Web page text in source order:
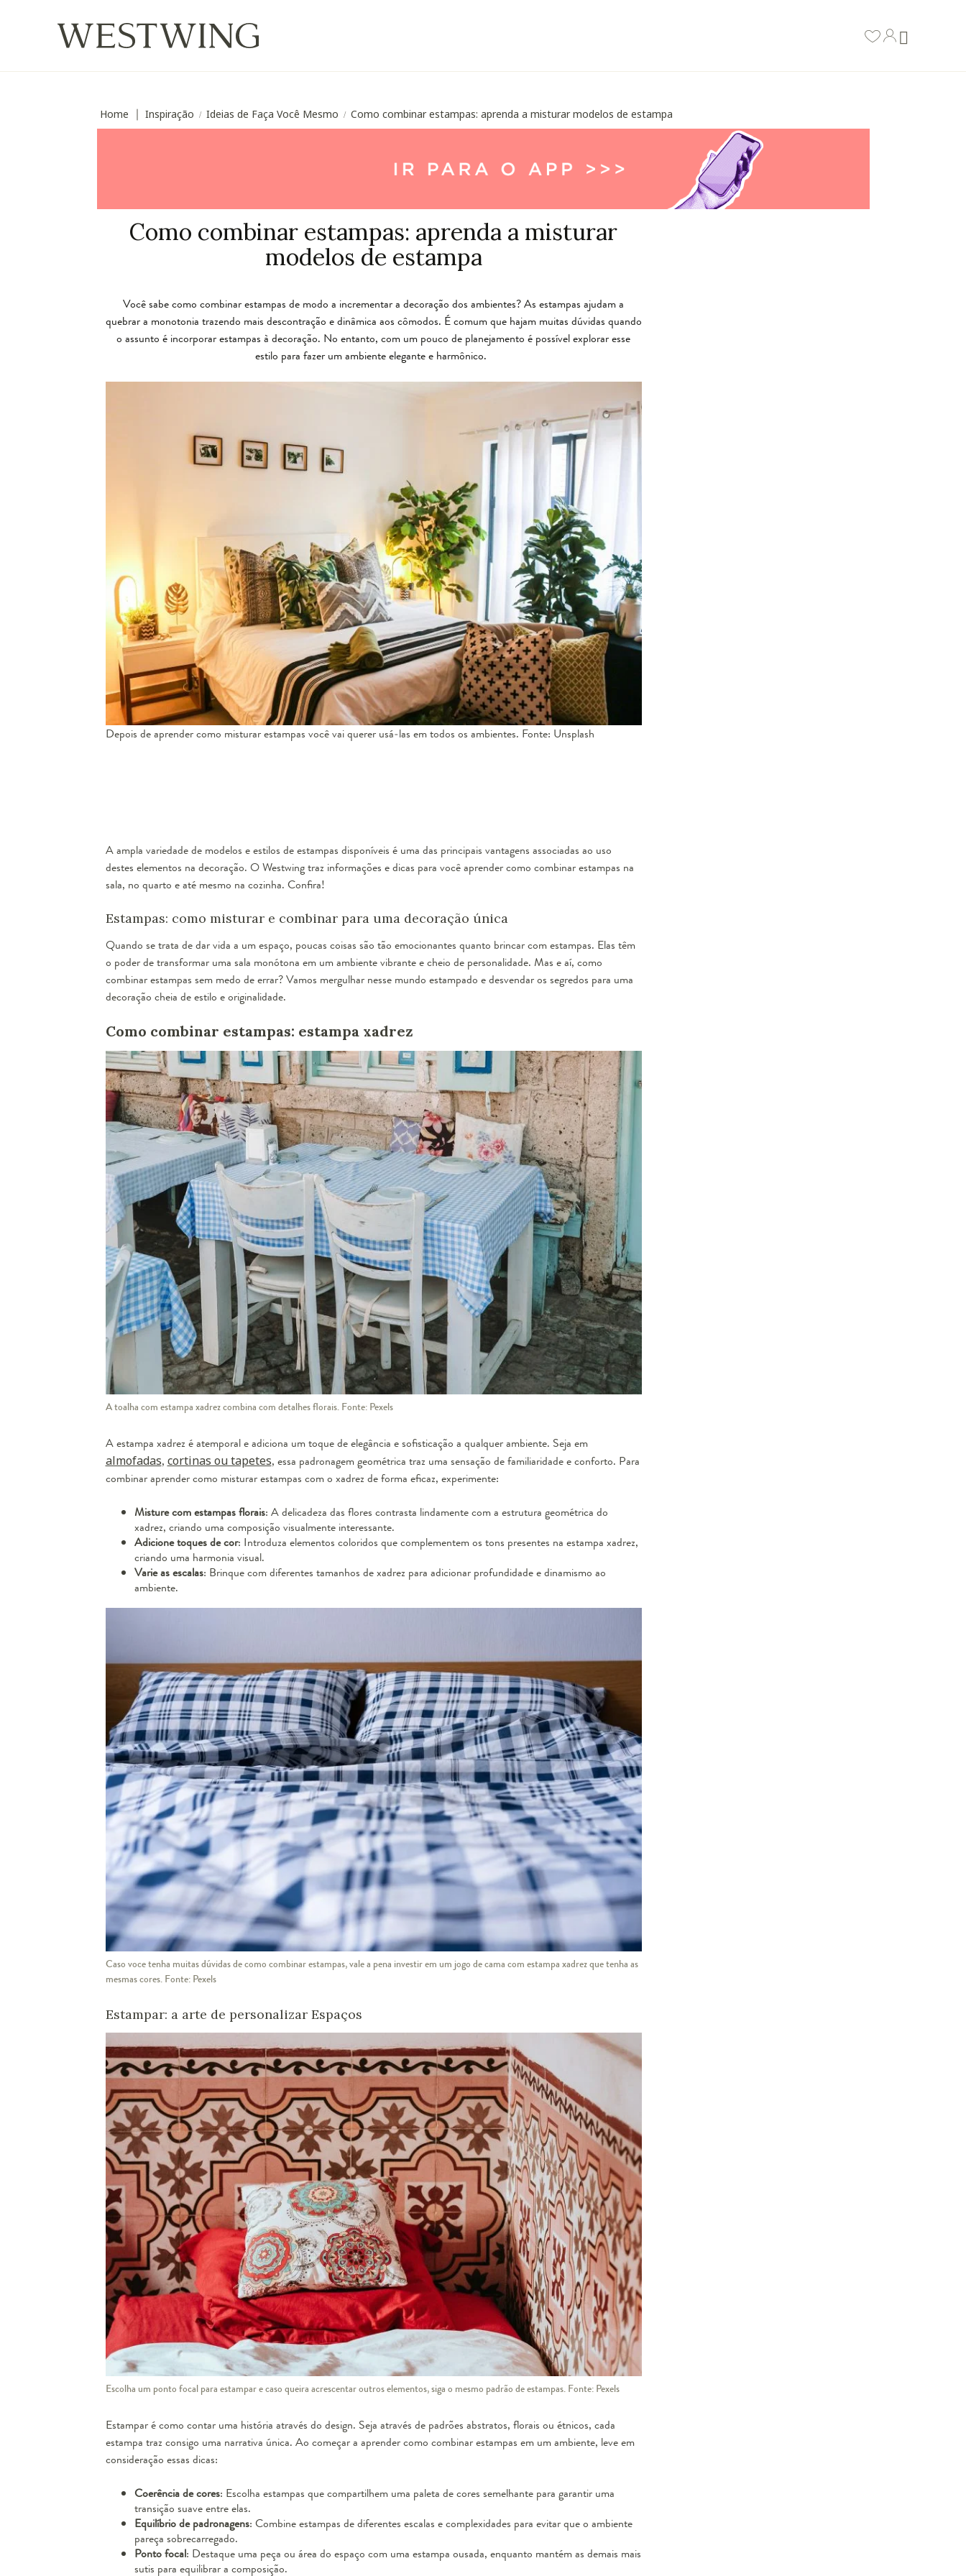
Home Inspiração / Ideias de Faça Você Mesmo / Como combinar estampas: aprenda a misturar modelos de estampa
Como combinar estampas: aprenda a misturar
modelos de estampa
Você sabe como combinar estampas de modo a incrementar a decoração dos ambientes? As estampas ajudam a
quebrar a monotonia trazendo mais descontração e dinâmica aos cômodos. É comum que hajam muitas dúvidas quando
o assunto é incorporar estampas à decoração. No entanto, com um pouco de planejamento é possível explorar esse
estilo para fazer um ambiente elegante e harmônico.
Depois de aprender como misturar estampas você vai querer usá-las em todos os ambientes. Fonte: Unsplash
A ampla variedade de modelos e estilos de estampas disponíveis é uma das principais vantagens associadas ao uso
destes elementos na decoração. O Westwing traz informações e dicas para você aprender como combinar estampas na
sala, no quarto e até mesmo na cozinha. Confira!
Estampas: como misturar e combinar para uma decoração única
Quando se trata de dar vida a um espaço, poucas coisas são tão emocionantes quanto brincar com estampas. Elas têm
o poder de transformar uma sala monótona em um ambiente vibrante e cheio de personalidade. Mas e aí, como
combinar estampas sem medo de errar? Vamos mergulhar nesse mundo estampado e desvendar os segredos para uma
decoração cheia de estilo e originalidade.
Como combinar estampas: estampa xadrez
A toalha com estampa xadrez combina com detalhes florais. Fonte: Pexels
A estampa xadrez é atemporal e adiciona um toque de elegância e sofisticação a qualquer ambiente. Seja em
almofadas, cortinas ou tapetes, essa padronagem geométrica traz uma sensação de familiaridade e conforto. Para
combinar aprender como misturar estampas com o xadrez de forma eficaz, experimente:
Misture com estampas florais: A delicadeza das flores contrasta lindamente com a estrutura geométrica do
xadrez, criando uma composição visualmente interessante.
Adicione toques de cor: Introduza elementos coloridos que complementem os tons presentes na estampa xadrez,
criando uma harmonia visual.
Varie as escalas: Brinque com diferentes tamanhos de xadrez para adicionar profundidade e dinamismo ao
ambiente.
Caso voce tenha muitas dúvidas de como combinar estampas, vale a pena investir em um jogo de cama com estampa xadrez que tenha as
mesmas cores. Fonte: Pexels
Estampar: a arte de personalizar Espaços
Escolha um ponto focal para estampar e caso queira acrescentar outros elementos, siga o mesmo padrão de estampas. Fonte: Pexels
Estampar é como contar uma história através do design. Seja através de padrões abstratos, florais ou étnicos, cada
estampa traz consigo uma narrativa única. Ao começar a aprender como combinar estampas em um ambiente, leve em
consideração essas dicas:
Coerência de cores: Escolha estampas que compartilhem uma paleta de cores semelhante para garantir uma
transição suave entre elas.
Equilíbrio de padronagens: Combine estampas de diferentes escalas e complexidades para evitar que o ambiente
pareça sobrecarregado.
Ponto focal: Destaque uma peça ou área do espaço com uma estampa ousada, enquanto mantém as demais mais
sutis para equilibrar a composição.